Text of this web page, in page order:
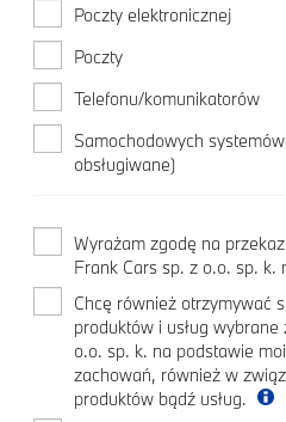
Poczty elektronicznej
Poczty
Telefonu/komunikatorów
Samochodowych
obsługiwane)
Wyrażam zgodę na
Frank Cars sp. z o.o. sp. k.
Chcę również otrzymywać
produktów i usług
o.o. sp. k. na podstawie
zachowań, również w
produktów bądź usług.